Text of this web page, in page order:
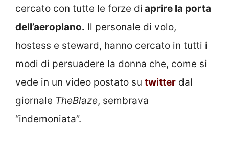
cercato con tutte le forze di aprire la porta
dell’aeroplano. Il personale di volo,
hostess e steward, hanno cercato in tutti i
modi di persuadere la donna che, come si
vede in un video postato su twitter dal
giornale TheBlaze, sembrava
“indemoniata”.